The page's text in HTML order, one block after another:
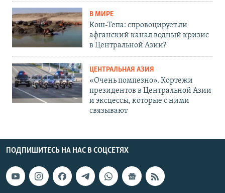
В МИРЕ
Кош-Тепа: спровоцирует ли
афганский канал водный кризис
в Центральной Азии?
ЦЕНТРАЛЬНАЯ АЗИЯ
«Очень помпезно». Кортежи
президентов в Центральной Азии
и эксцессы, которые с ними
связывают
ПОДПИШИТЕСЬ НА НАС В СОЦСЕТЯХ